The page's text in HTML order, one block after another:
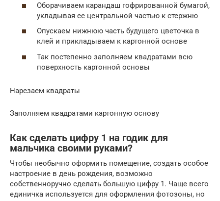
Оборачиваем карандаш гофрированной бумагой,
укладывая ее центральной частью к стержню
Опускаем нижнюю часть будущего цветочка в
клей и прикладываем к картонной основе
Так постепенно заполняем квадратами всю
поверхность картонной основы
Нарезаем квадраты
Заполняем квадратами картонную основу
Как сделать цифру 1 на годик для
мальчика своими руками?
Чтобы необычно оформить помещение, создать особое
настроение в день рождения, возможно
собственноручно сделать большую цифру 1. Чаще всего
единичка используется для оформления фотозоны, но